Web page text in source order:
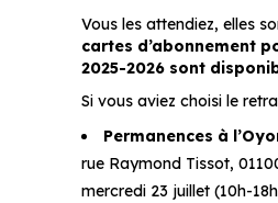
Vous les attendiez, elles
cartes d’abonnement
2025-2026 sont
Si vous aviez choisi le
Permanences à
rue Raymond Tissot,
mercredi 23 juillet (10h-